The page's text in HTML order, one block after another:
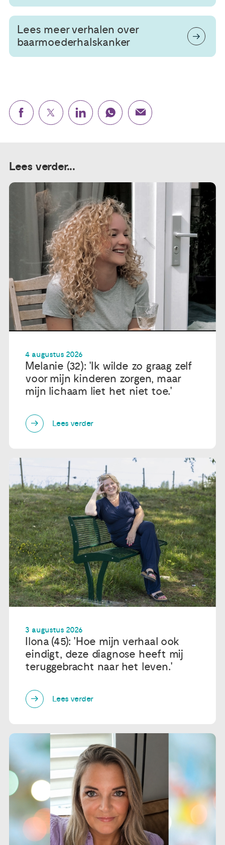
Lees meer verhalen over
baarmoederhalskanker
Lees verder...
4 augustus 2026
Melanie (32): 'Ik wilde zo graag zelf
voor mijn kinderen zorgen, maar
mijn lichaam liet het niet toe.'
Lees verder
3 augustus 2026
Ilona (45): 'Hoe mijn verhaal ook
eindigt, deze diagnose heeft mij
teruggebracht naar het leven.'
Lees verder